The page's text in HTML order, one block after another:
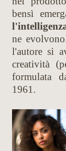
bensì
ne
l'autore si
creatività
formulata
1961.